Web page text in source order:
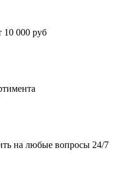
000 руб
на любые вопросы 24/7